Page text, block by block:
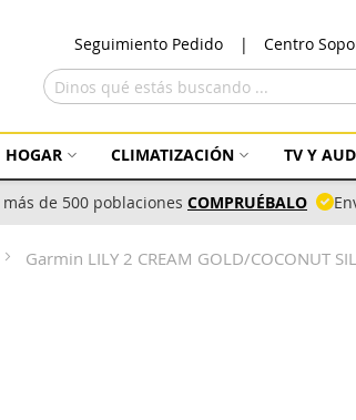
Seguimiento Pedido Centro
HOGAR CLIMATIZACIÓN TV Y
de 500 poblaciones COMPRUÉBALO
Garmin LILY 2 CREAM GOLD/COCONUT